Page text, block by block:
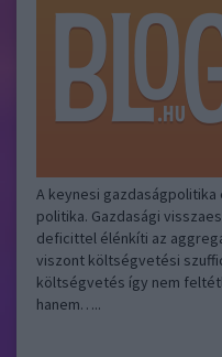
A keynesi
politika. Gazdasági
deficittel élénkíti az
viszont költségvetési
költségvetés így nem
hanem…..